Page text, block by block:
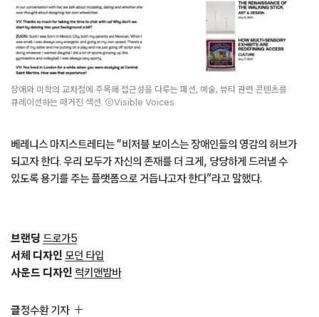
장애와 미학의 교차점에 주목해 접근성을 다루는 패션, 예술, 뷰티 관련 콘텐츠를
큐레이션하는 매거진 섹션. ⓒVisible Voices
베레니스 마지스트레티는 “비저블 보이스는 장애인들의 영감의 허브가
되고자 한다. 우리 모두가 자신의 존재를 더 크게, 당당하게 드러낼 수
있도록 용기를 주는 플랫폼으로 거듭나고자 한다”라고 말했다.
브랜딩 드로가5
서체 디자인 모던 타입
사운드 디자인 럭키앤밤바
글정수환 기자